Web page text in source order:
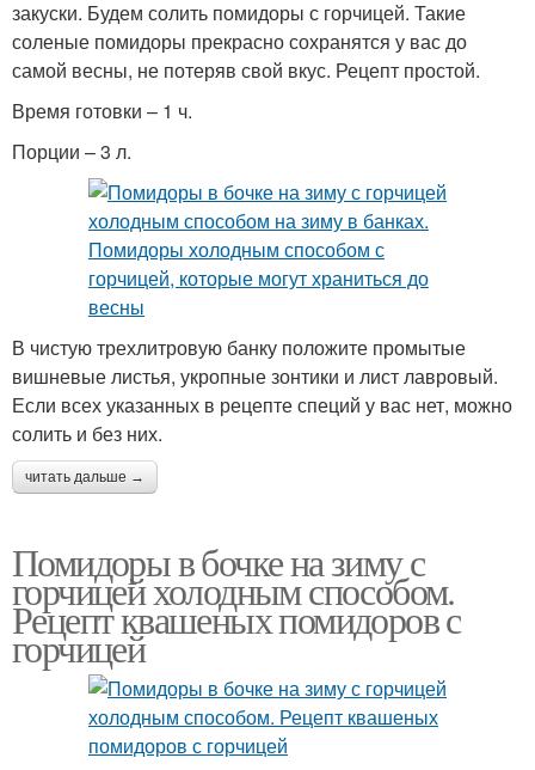
закуски. Будем солить помидоры с горчицей. Такие
соленые помидоры прекрасно сохранятся у вас до
самой весны, не потеряв свой вкус. Рецепт простой.
Время готовки – 1 ч.
Порции – 3 л.
В чистую трехлитровую банку положите промытые
вишневые листья, укропные зонтики и лист лавровый.
Если всех указанных в рецепте специй у вас нет, можно
солить и без них.
читать дальше →
Помидоры в бочке на зиму с
горчицей холодным способом.
Рецепт квашеных помидоров с
горчицей